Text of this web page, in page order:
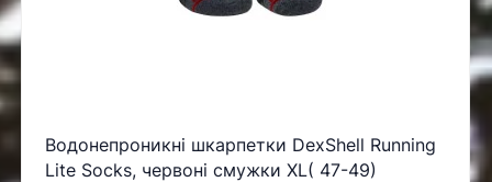
Водонепроникні шкарпетки DexShell Running
Lite Socks, червоні смужки XL( 47-49)